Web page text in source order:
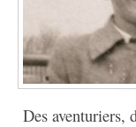
Des aventuriers,